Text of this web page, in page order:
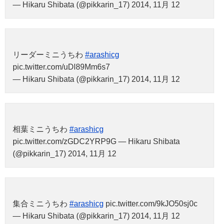
— Hikaru Shibata (@pikkarin_17) 2014, 11月 12
リーダーミニうちわ #arashicg
pic.twitter.com/uDl89Mm6s7
— Hikaru Shibata (@pikkarin_17) 2014, 11月 12
相葉ミニうちわ #arashicg
pic.twitter.com/zGDC2YRP9G — Hikaru Shibata
(@pikkarin_17) 2014, 11月 12
集合ミニうちわ #arashicg pic.twitter.com/9kJO50sj0c
— Hikaru Shibata (@pikkarin_17) 2014, 11月 12